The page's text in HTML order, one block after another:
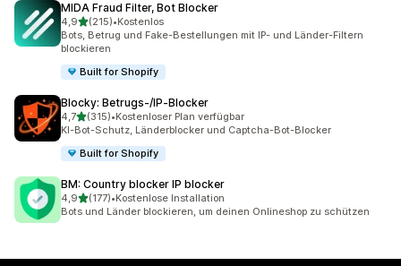
MIDA Fraud Filter, Bot Blocker
4,9von 5 Sternen
(215)
215 Rezensionen insgesamt
•Kostenlos
Bots, Betrug und Fake-Bestellungen mit IP- und Länder-Filtern
blockieren
Built for Shopify
Blocky: Betrugs‑/IP‑Blocker
4,7von 5 Sternen
(315)
315 Rezensionen insgesamt
•Kostenloser Plan verfügbar
KI-Bot-Schutz, Länderblocker und Captcha-Bot-Blocker
Built for Shopify
BM: Country blocker IP blocker
4,9von 5 Sternen
(177)
177 Rezensionen insgesamt
•Kostenlose Installation
Bots und Länder blockieren, um deinen Onlineshop zu schützen